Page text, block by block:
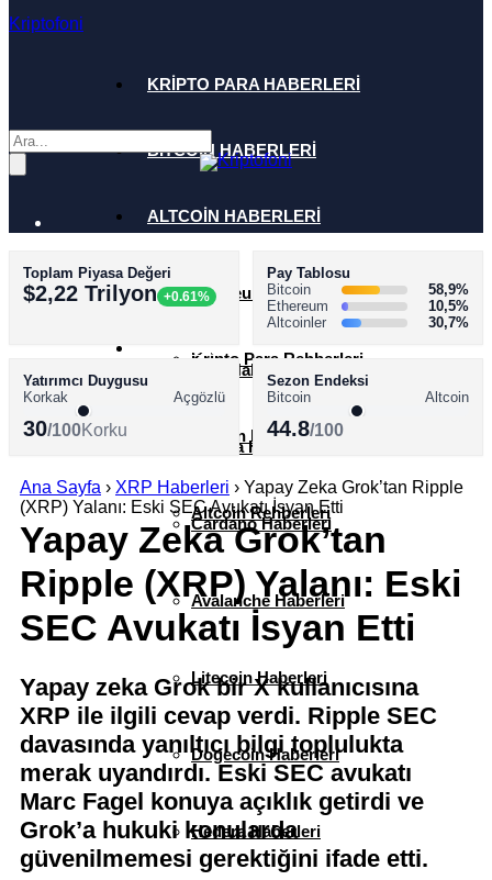
Kriptofoni
KRİPTO PARA HABERLERİ
BİTCOİN HABERLERİ
ALTCOİN HABERLERİ
Ethereum Haberleri
XRP Haberleri
Solana Haberleri
Cardano Haberleri
Avalanche Haberleri
Litecoin Haberleri
Dogecoin Haberleri
Hedera Haberleri
AKADEMİ
Kripto Para Rehberleri
Bitcoin Rehberleri
Altcoin Rehberleri
Toplam Piyasa Değeri
$2,22 Trilyon +0.61%
Pay Tablosu
Bitcoin
58,9%
Ethereum
10,5%
Altcoinler
30,7%
Yatırımcı Duygusu
Korkak
Açgözlü
30/100Korku
Sezon Endeksi
Bitcoin
Altcoin
44.8/100
Ana Sayfa › XRP Haberleri › Yapay Zeka Grok’tan Ripple
(XRP) Yalanı: Eski SEC Avukatı İsyan Etti
Yapay Zeka Grok’tan
Ripple (XRP) Yalanı: Eski
SEC Avukatı İsyan Etti
Yapay zeka Grok bir X kullanıcısına
XRP ile ilgili cevap verdi. Ripple SEC
davasında yanıltıcı bilgi toplulukta
merak uyandırdı. Eski SEC avukatı
Marc Fagel konuya açıklık getirdi ve
Grok’a hukuki konularda
güvenilmemesi gerektiğini ifade etti.